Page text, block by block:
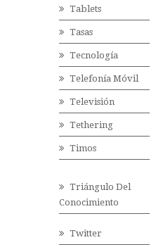
Tablets
Tasas
Tecnología
Telefonía Móvil
Televisión
Tethering
Timos
Triángulo Del
Conocimiento
Twitter